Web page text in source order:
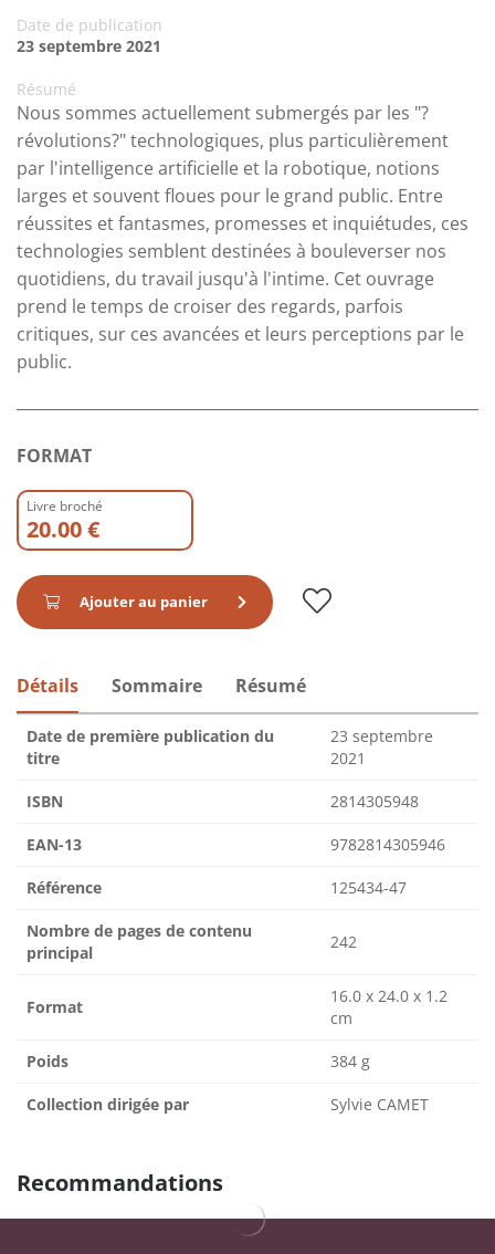
Date de publication
23 septembre 2021
Résumé
Nous sommes actuellement submergés par les "?
révolutions?" technologiques, plus particulièrement
par l'intelligence artificielle et la robotique, notions
larges et souvent floues pour le grand public. Entre
réussites et fantasmes, promesses et inquiétudes, ces
technologies semblent destinées à bouleverser nos
quotidiens, du travail jusqu'à l'intime. Cet ouvrage
prend le temps de croiser des regards, parfois
critiques, sur ces avancées et leurs perceptions par le
public.
FORMAT
Livre broché
20.00 €
Ajouter au panier
Détails Sommaire Résumé
Date de première publication du
titre
23 septembre
2021
ISBN 2814305948
EAN-13 9782814305946
Référence 125434-47
Nombre de pages de contenu
principal
242
Format
16.0 x 24.0 x 1.2
cm
Poids 384 g
Collection dirigée par Sylvie CAMET
Recommandations